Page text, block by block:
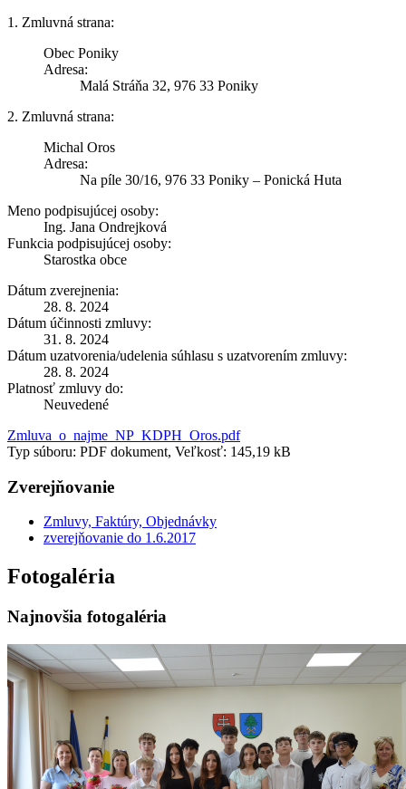
1. Zmluvná strana:
Obec Poniky
Adresa:
Malá Stráňa 32, 976 33 Poniky
2. Zmluvná strana:
Michal Oros
Adresa:
Na píle 30/16, 976 33 Poniky – Ponická Huta
Meno podpisujúcej osoby:
Ing. Jana Ondrejková
Funkcia podpisujúcej osoby:
Starostka obce
Dátum zverejnenia:
28. 8. 2024
Dátum účinnosti zmluvy:
31. 8. 2024
Dátum uzatvorenia/udelenia súhlasu s uzatvorením zmluvy:
28. 8. 2024
Platnosť zmluvy do:
Neuvedené
Zmluva_o_najme_NP_KDPH_Oros.pdf
Typ súboru: PDF dokument, Veľkosť: 145,19 kB
Zverejňovanie
Zmluvy, Faktúry, Objednávky
zverejňovanie do 1.6.2017
Fotogaléria
Najnovšia fotogaléria